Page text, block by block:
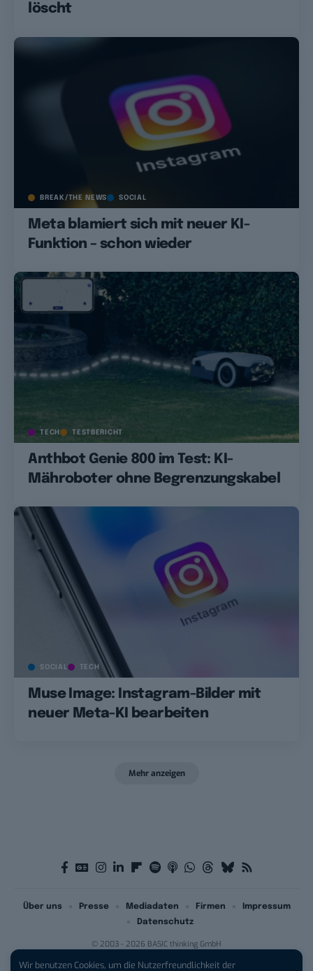
Wir benutzen Cookies, um die Nutzerfreundlichkeit der
löscht
BREAK/THE NEWS SOCIAL
Meta blamiert sich mit neuer KI-
Funktion – schon wieder
TECH TESTBERICHT
Anthbot Genie 800 im Test: KI-
Mähroboter ohne Begrenzungskabel
SOCIAL TECH
Muse Image: Instagram-Bilder mit
neuer Meta-KI bearbeiten
Mehr anzeigen
© 2003 - 2026 BASIC thinking GmbH
Über uns Presse Mediadaten Firmen
Impressum
Datenschutz